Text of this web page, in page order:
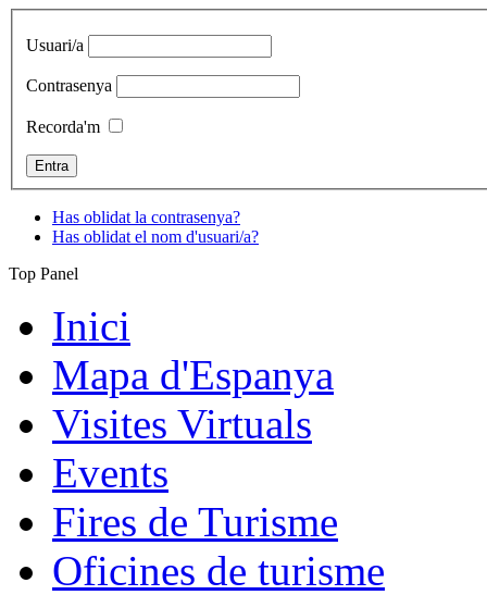
Usuari/a
Contrasenya
Recorda'm
Has oblidat la contrasenya?
Has oblidat el nom d'usuari/a?
Top Panel
Inici
Mapa d'Espanya
Visites Virtuals
Events
Fires de Turisme
Oficines de turisme